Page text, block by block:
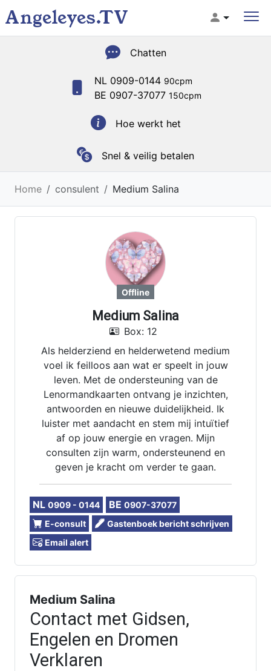
Angeleyes.TV
Chatten
NL 0909-0144 90cpm
BE 0907-37077 150cpm
Hoe werkt het
Snel & veilig betalen
Home consulent Medium Salina
Offline
Medium Salina
Box: 12
Als helderziend en helderwetend medium
voel ik feilloos aan wat er speelt in jouw
leven. Met de ondersteuning van de
Lenormandkaarten ontvang je inzichten,
antwoorden en nieuwe duidelijkheid. Ik
luister met aandacht en stem mij intuïtief
af op jouw energie en vragen. Mijn
consulten zijn warm, ondersteunend en
geven je kracht om verder te gaan.
NL 0909 - 0144 BE 0907-37077
E-consult
Gastenboek bericht schrijven
Email alert
Medium Salina
Contact met Gidsen,
Engelen en Dromen
Verklaren